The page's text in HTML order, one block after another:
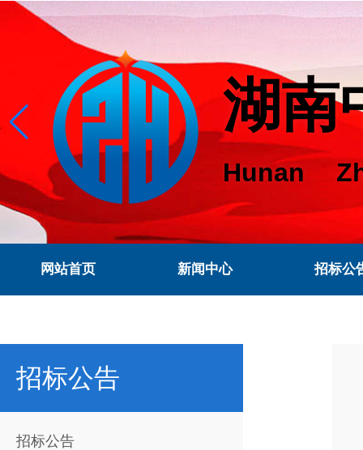
湖南
Hunan
网站首页 新闻中心 招标公
招标公告
招标公告